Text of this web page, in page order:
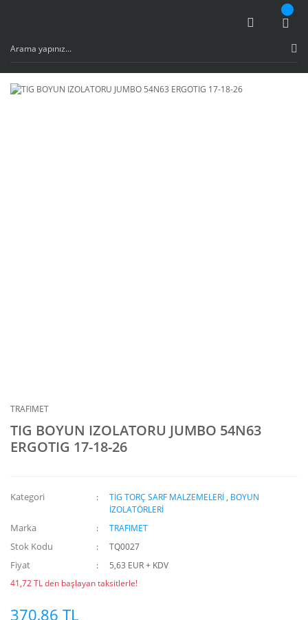
TRAFIMET
TIG BOYUN IZOLATORU JUMBO 54N63
ERGOTIG 17-18-26
Kategori TİG TORÇ SARF MALZEMELERİ , BOYUN
İZOLATÖRLERİ
Marka TRAFIMET
Stok Kodu TQ0027
Fiyat
5,63 EUR + KDV
41,72 TL den başlayan taksitlerle!
370,86 TL